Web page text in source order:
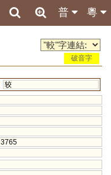
粵
普
破音字
较
3765